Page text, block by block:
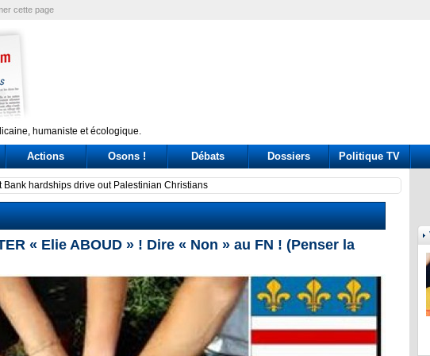
cette page
humaniste et écologique.
Actions Osons ! Débats Dossiers Politique TV
lleva a Cuba su solidaridad en centenario de Fidel
« Elie ABOUD » ! Dire « Non » au FN ! (Penser la